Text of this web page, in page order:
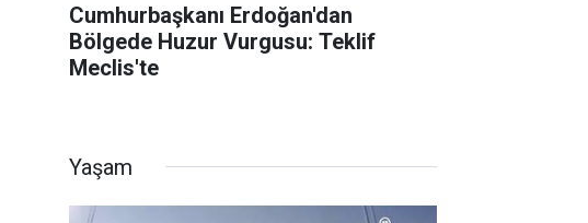
Cumhurbaşkanı Erdoğan'dan
Bölgede Huzur Vurgusu: Teklif
Meclis'te
Yaşam